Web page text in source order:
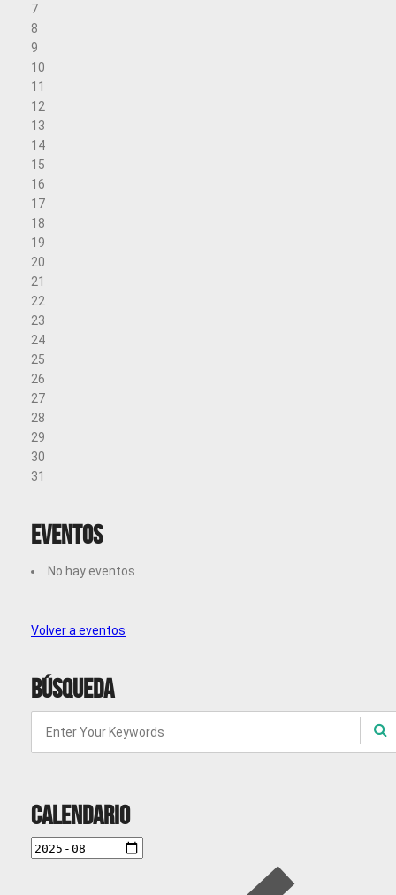
7
8
9
10
11
12
13
14
15
16
17
18
19
20
21
22
23
24
25
26
27
28
29
30
31
Eventos
No hay eventos
Volver a eventos
Búsqueda
Calendario